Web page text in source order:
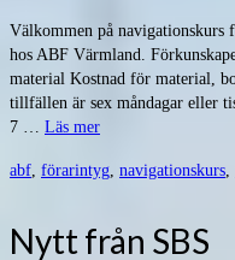
Välkommen på navigationskurs
hos ABF Värmland.
material Kostnad för material,
tillfällen är sex måndagar eller
7 … Läs mer
abf, förarintyg, navigationskurs,
Nytt från SBS